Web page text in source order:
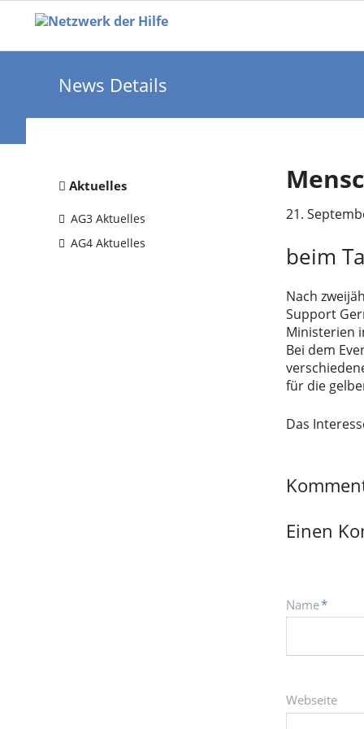
News Details
21.
beim
Nach
Support
Ministerien
Bei dem
für die
Das
Einen
Pflichtfeld
Name*
Webseite
Navigation
Aktuelles
AG3 Aktuelles
AG4 Aktuelles